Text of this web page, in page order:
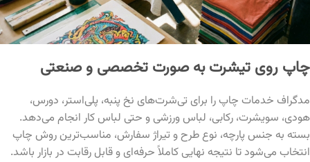
چاپ روی تیشرت به صورت تخصصی و صنعتی
مدگراف خدمات چاپ را برای تی‌شرت‌های نخ پنبه، پلی‌استر، دورس،
هودی، سویشرت، رکابی، لباس ورزشی و حتی لباس کار انجام می‌دهد.
بسته به جنس پارچه، نوع طرح و تیراژ سفارش، مناسب‌ترین روش چاپ
انتخاب می‌شود تا نتیجه نهایی کاملاً حرفه‌ای و قابل رقابت در بازار باشد.